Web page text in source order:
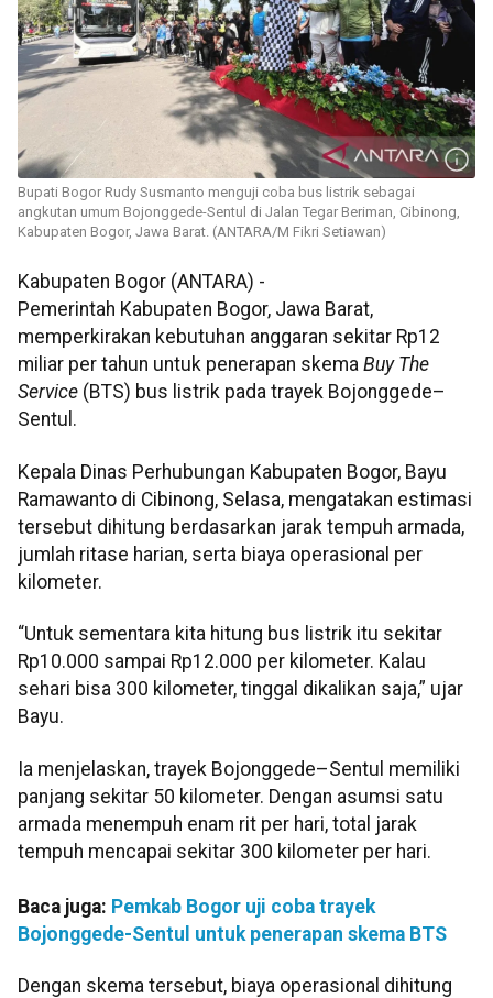
Bupati Bogor Rudy Susmanto menguji coba bus listrik sebagai
angkutan umum Bojonggede-Sentul di Jalan Tegar Beriman, Cibinong,
Kabupaten Bogor, Jawa Barat. (ANTARA/M Fikri Setiawan)
Kabupaten Bogor (ANTARA) -
Pemerintah Kabupaten Bogor, Jawa Barat,
memperkirakan kebutuhan anggaran sekitar Rp12
miliar per tahun untuk penerapan skema Buy The
Service (BTS) bus listrik pada trayek Bojonggede–
Sentul.
Kepala Dinas Perhubungan Kabupaten Bogor, Bayu
Ramawanto di Cibinong, Selasa, mengatakan estimasi
tersebut dihitung berdasarkan jarak tempuh armada,
jumlah ritase harian, serta biaya operasional per
kilometer.
“Untuk sementara kita hitung bus listrik itu sekitar
Rp10.000 sampai Rp12.000 per kilometer. Kalau
sehari bisa 300 kilometer, tinggal dikalikan saja,” ujar
Bayu.
Ia menjelaskan, trayek Bojonggede–Sentul memiliki
panjang sekitar 50 kilometer. Dengan asumsi satu
armada menempuh enam rit per hari, total jarak
tempuh mencapai sekitar 300 kilometer per hari.
Baca juga: Pemkab Bogor uji coba trayek
Bojonggede-Sentul untuk penerapan skema BTS
Dengan skema tersebut, biaya operasional dihitung